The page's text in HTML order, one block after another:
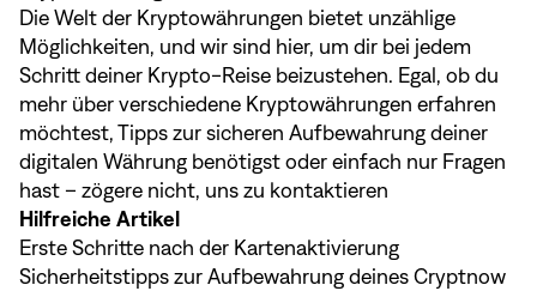
Die Welt der Kryptowährungen bietet unzählige
Möglichkeiten, und wir sind hier, um dir bei jedem
Schritt deiner Krypto-Reise beizustehen. Egal, ob du
mehr über verschiedene Kryptowährungen erfahren
möchtest, Tipps zur sicheren Aufbewahrung deiner
digitalen Währung benötigst oder einfach nur Fragen
hast – zögere nicht, uns zu kontaktieren
Hilfreiche Artikel
Erste Schritte nach der Kartenaktivierung
Sicherheitstipps zur Aufbewahrung deines Cryptnow